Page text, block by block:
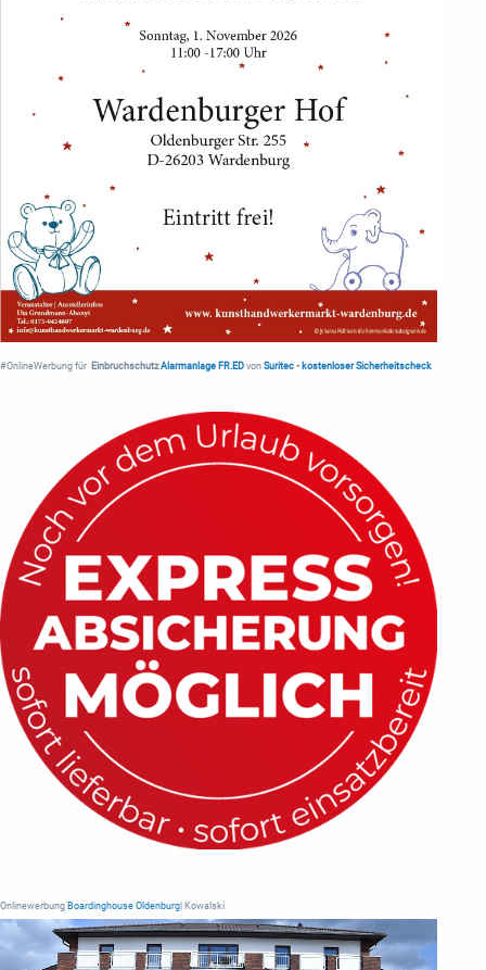
#OnlineWerbung für Einbruchschutz Alarmanlage FR.ED von Suritec • kostenloser Sicherheitscheck
Onlinewerbung Boardinghouse Oldenburg | Kowalski